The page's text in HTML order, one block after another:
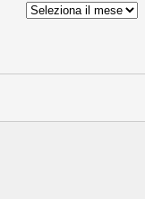
Archivio